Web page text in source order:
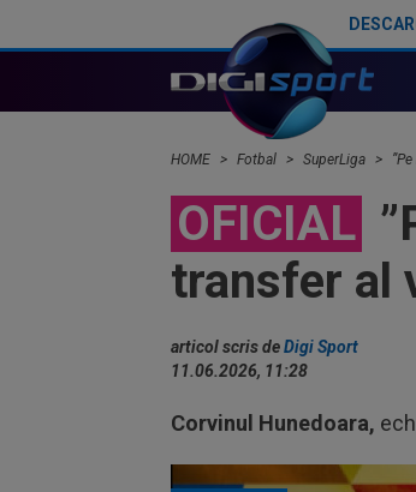
HOME Fotbal SuperLiga
OFICIAL
transfer al
articol scris deDigi Sport
11.06.2026, 11:28
Corvinul Hunedoara,